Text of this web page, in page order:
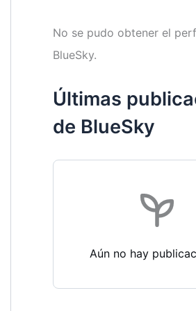
No se pudo obtener el
BlueSky.
Últimas
de BlueSky
Aún no hay